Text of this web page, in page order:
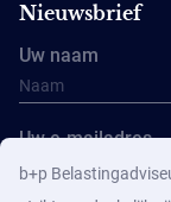
Nieuwsbrief
Uw naam
Uw e-mailadres
b+p